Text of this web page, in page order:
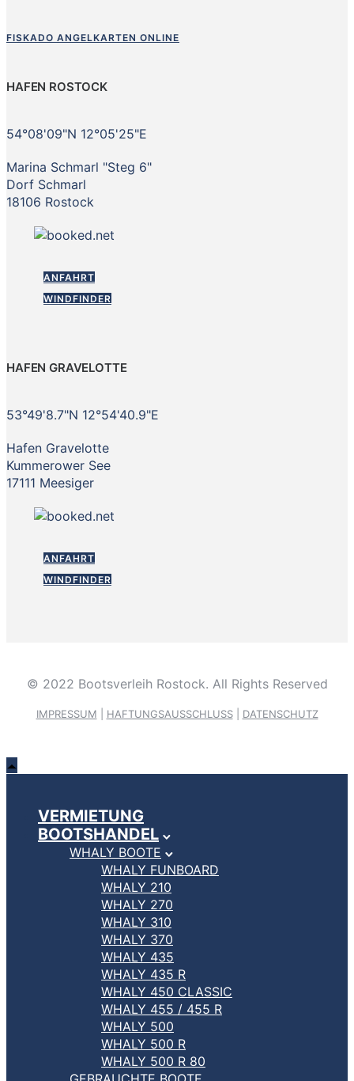
FISKADO ANGELKARTEN ONLINE
HAFEN ROSTOCK
54°08'09"N 12°05'25"E
Marina Schmarl "Steg 6"
Dorf Schmarl
18106 Rostock
ANFAHRT
WINDFINDER
HAFEN GRAVELOTTE
53°49'8.7"N 12°54'40.9"E
Hafen Gravelotte
Kummerower See
17111 Meesiger
ANFAHRT
WINDFINDER
© 2022 Bootsverleih Rostock. All Rights Reserved
IMPRESSUM HAFTUNGSAUSSCHLUSS| DATENSCHUTZ
VERMIETUNG
BOOTSHANDEL
WHALY BOOTE
WHALY FUNBOARD
WHALY 210
WHALY 270
WHALY 310
WHALY 370
WHALY 435
WHALY 435 R
WHALY 450 CLASSIC
WHALY 455 / 455 R
WHALY 500
WHALY 500 R
WHALY 500 R 80